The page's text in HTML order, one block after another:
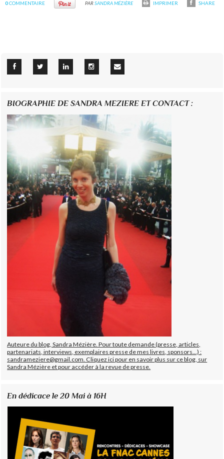
0COMMENTAIRE PARSANDRA MÉZIÈRE IMPRIMER SHARE
BIOGRAPHIE DE SANDRA MEZIERE ET CONTACT :
Auteure du blog, Sandra Mézière. Pour toute demande (presse, articles,
partenariats, interviews, exemplaires presse de mes livres, sponsors...) :
sandrameziere@gmail.com. Cliquez ici pour en savoir plus sur ce blog, sur
Sandra Mézière et pour accéder à la revue de presse.
En dédicace le 20 Mai à 16H